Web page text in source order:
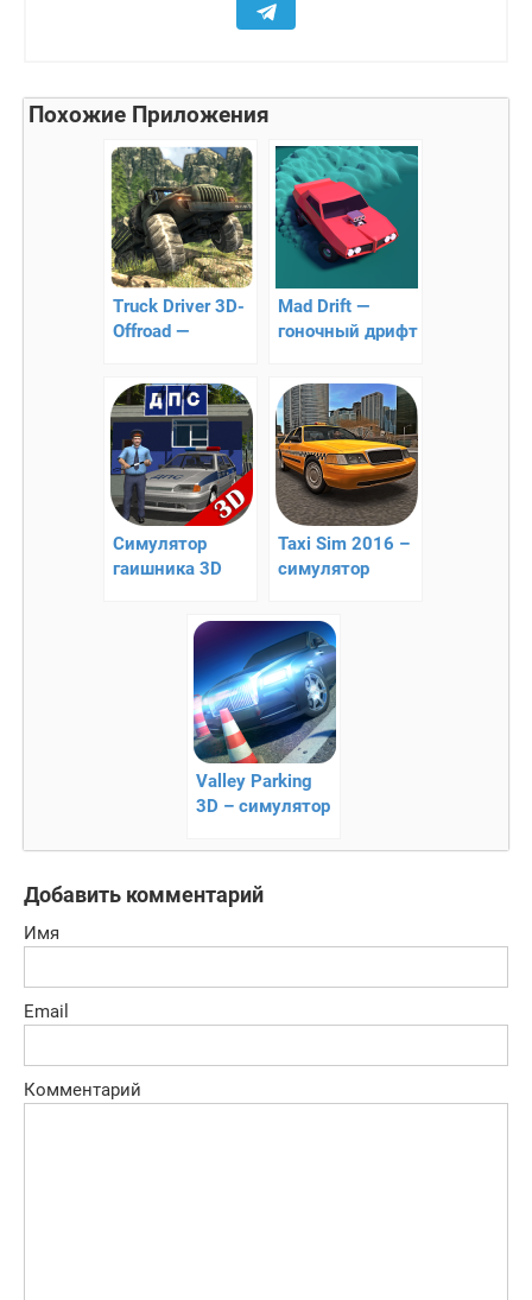
Похожие Приложения
Truck Driver 3D-
Offroad —
внедорожного
вождения
Mad Drift —
гоночный дрифт
Симулятор
гаишника 3D
Taxi Sim 2016 –
симулятор
Андроид
Valley Parking
3D – симулятор
Добавить комментарий
Имя
Email
Комментарий